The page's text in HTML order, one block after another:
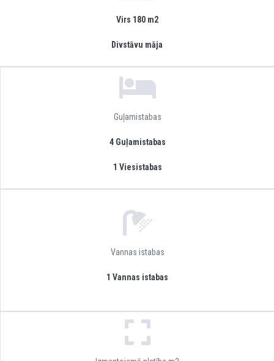
Virs 180 m2
Divstāvu māja
Guļamistabas
4 Guļamistabas
1 Viesistabas
Vannas istabas
1 Vannas istabas